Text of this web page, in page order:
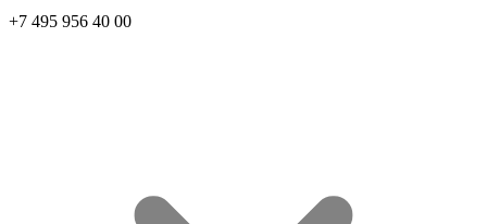
+7 495 956 40 00